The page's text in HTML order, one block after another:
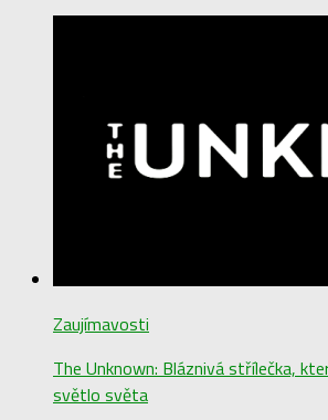
Zaujímavosti
The Unknown: Bláznivá střílečka,
světlo světa